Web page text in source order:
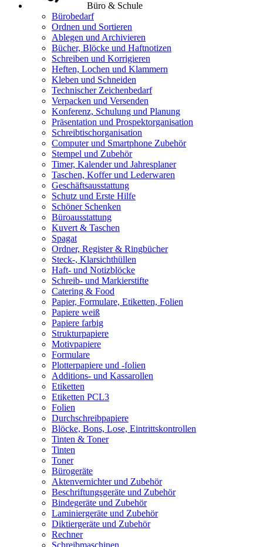
Büro & Schule
Bürobedarf
Ordnen und Sortieren
Ablegen und Archivieren
Bücher, Blöcke und Haftnotizen
Schreiben und Korrigieren
Heften, Lochen und Klammern
Kleben und Schneiden
Technischer Zeichenbedarf
Verpacken und Versenden
Konferenz, Schulung und Planung
Präsentation und Prospektorganisation
Schreibtischorganisation
Computer und Smartphone Zubehör
Stempel und Zubehör
Timer, Kalender und Jahresplaner
Taschen, Koffer und Lederwaren
Geschäftsausstattung
Schutz und Erste Hilfe
Schöner Schenken
Büroausstattung
Kuvert & Taschen
Spagat
Ordner, Register & Ringbücher
Steck-, Klarsichthüllen
Haft- und Notizblöcke
Schreib- und Markierstifte
Catering & Food
Papier, Formulare, Etiketten, Folien
Papiere weiß
Papiere farbig
Strukturpapiere
Motivpapiere
Formulare
Plotterpapiere und -folien
Additions- und Kassarollen
Etiketten
Etiketten PCL3
Folien
Durchschreibpapiere
Blöcke, Bons, Lose, Eintrittskontrollen
Tinten & Toner
Tinten
Toner
Bürogeräte
Aktenvernichter und Zubehör
Beschriftungsgeräte und Zubehör
Bindegeräte und Zubehör
Laminiergeräte und Zubehör
Diktiergeräte und Zubehör
Rechner